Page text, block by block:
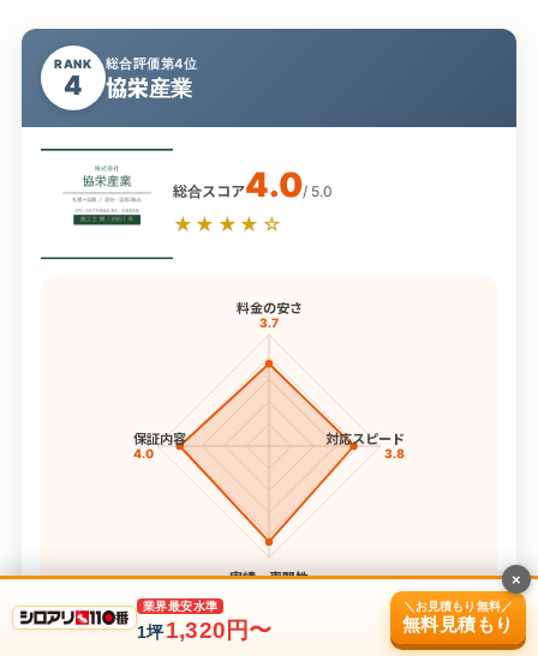
RANK
4
総合評価第4位
協栄産業
総合スコア4.0/ 5.0
★★★★☆
料金の安さ
3.7
対応スピード
3.8
実績・専門性
保証内容
4.0
4項目スコア
業界最安水準
1坪 1,320円〜
＼お見積もり無料／
無料見積もり
×